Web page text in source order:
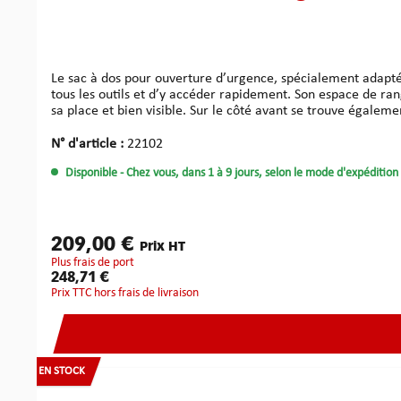
Le sac à dos pour ouverture d’urgence, spécialement adapté pour services pompiers. Ce sac à dos léger et particulièrement solide
tous les outils et d’y accéder rapidement. Son espace de
sa place et bien visible. Sur le côté avant se trouve
dos pour ouverture d’urgence, article 22102 est livré sans outils. Matériel : matériel plastique High-tech, solide et résistant à l‘eauCouleur : noir, avec bandes
se fait sans l'étiquette scratch et sans Poches modules - Ces produits peuvent être commandé
N° d'article : 22102
Disponible - Chez vous, dans 1 à 9 jours, selon le mode
209,00 € Prix HT
plus frais de port
248,71 €
Prix TTC hors frais de livraison
EN STOCK